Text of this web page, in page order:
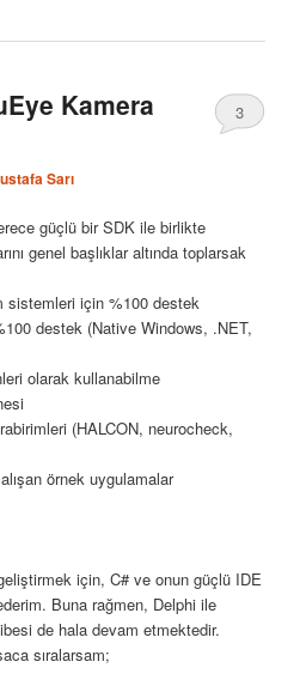
Kamera
Sarı
3
güçlü bir SDK ile birlikte
genel başlıklar altında toplarsak
sistemleri için %100 destek
destek (Native Windows, .NET,
olarak kullanabilme
(HALCON, neurocheck,
örnek uygulamalar
için, C# ve onun güçlü IDE
Buna rağmen, Delphi ile
de hala devam etmektedir.
sıralarsam;